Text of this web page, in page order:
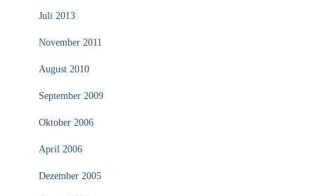
Juli 2013
November 2011
August 2010
September 2009
Oktober 2006
April 2006
Dezember 2005